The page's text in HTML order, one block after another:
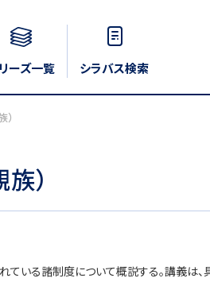
ーズ一覧 シラバス検索
）
いる諸制度について概説する。講義は